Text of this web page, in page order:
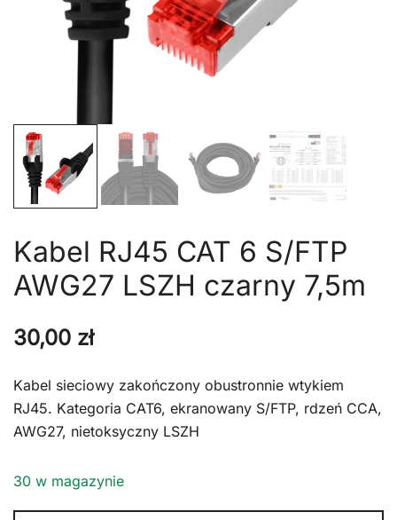
Kabel RJ45 CAT 6 S/FTP
AWG27 LSZH czarny 7,5m
30,00 zł
Kabel sieciowy zakończony obustronnie wtykiem
RJ45. Kategoria CAT6, ekranowany S/FTP, rdzeń CCA,
AWG27, nietoksyczny LSZH
30 w magazynie